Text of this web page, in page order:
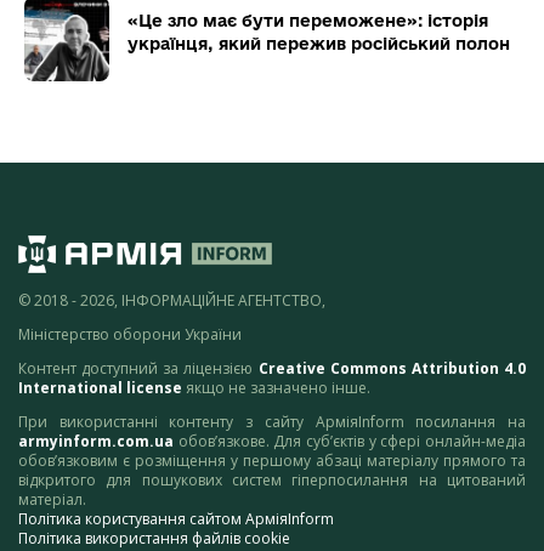
«Це зло має бути переможене»: історія
українця, який пережив російський полон
© 2018 - 2026, ІНФОРМАЦІЙНЕ АГЕНТСТВО,
Міністерство оборони України
Контент доступний за ліцензією Creative Commons Attribution 4.0
International license якщо не зазначено інше.
При використанні контенту з сайту АрміяInform посилання на
armyinform.com.ua обов’язкове. Для суб’єктів у сфері онлайн-медіа
обов’язковим є розміщення у першому абзаці матеріалу прямого та
відкритого для пошукових систем гіперпосилання на цитований
матеріал.
Політика користування сайтом АрміяInform
Політика використання файлів cookie